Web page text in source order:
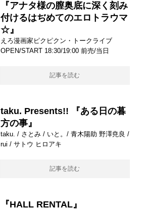
『アナタ様の膣奥底に深く刻み
付けるはぢめてのエロトラウマ
☆』
えろ漫画家ピクピクン・トークライブ
OPEN/START 18:30/19:00 前売/当日
記事を読む
taku. Presents!! 『ある日の暮
方の事』
taku. / さとみ / いと。/ 青木陽助 野澤尭良 /
rui / サトウ ヒロアキ
記事を読む
『HALL RENTAL』